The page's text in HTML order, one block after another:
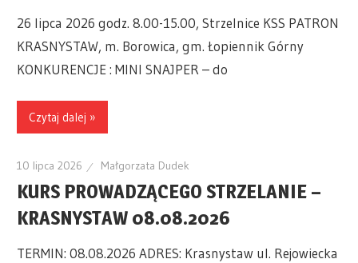
26 lipca 2026 godz. 8.00-15.00, Strzelnice KSS PATRON
KRASNYSTAW, m. Borowica, gm. Łopiennik Górny
KONKURENCJE : MINI SNAJPER – do
Czytaj dalej »
10 lipca 2026 Małgorzata Dudek
KURS PROWADZĄCEGO STRZELANIE –
KRASNYSTAW 08.08.2026
TERMIN: 08.08.2026 ADRES: Krasnystaw ul. Rejowiecka